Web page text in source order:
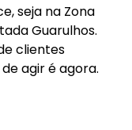
seja na Zona
Guarulhos.
clientes
agir é agora.